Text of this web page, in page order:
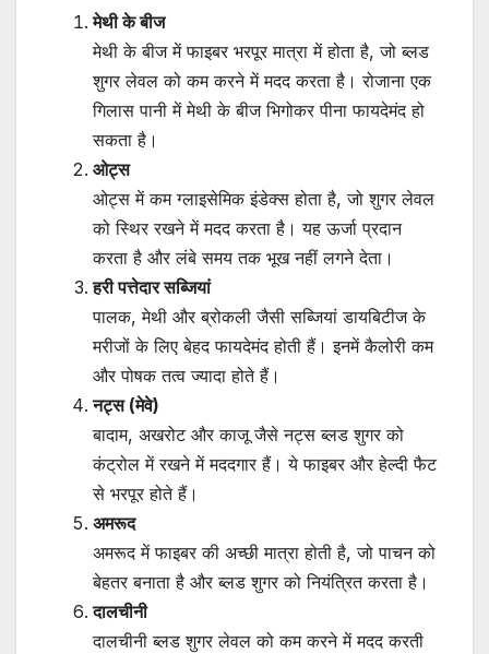
मेथी के बीज
मेथी के बीज में फाइबर भरपूर मात्रा में होता है, जो ब्लड
शुगर लेवल को कम करने में मदद करता है। रोजाना एक
गिलास पानी में मेथी के बीज भिगोकर पीना फायदेमंद हो
सकता है।
ओट्स
ओट्स में कम ग्लाइसेमिक इंडेक्स होता है, जो शुगर लेवल
को स्थिर रखने में मदद करता है। यह ऊर्जा प्रदान
करता है और लंबे समय तक भूख नहीं लगने देता।
हरी पत्तेदार सब्जियां
पालक, मेथी और ब्रोकली जैसी सब्जियां डायबिटीज के
मरीजों के लिए बेहद फायदेमंद होती हैं। इनमें कैलोरी कम
और पोषक तत्व ज्यादा होते हैं।
नट्स (मेवे)
बादाम, अखरोट और काजू जैसे नट्स ब्लड शुगर को
कंट्रोल में रखने में मददगार हैं। ये फाइबर और हेल्दी फैट
से भरपूर होते हैं।
अमरूद
अमरूद में फाइबर की अच्छी मात्रा होती है, जो पाचन को
बेहतर बनाता है और ब्लड शुगर को नियंत्रित करता है।
दालचीनी
दालचीनी ब्लड शुगर लेवल को कम करने में मदद करती